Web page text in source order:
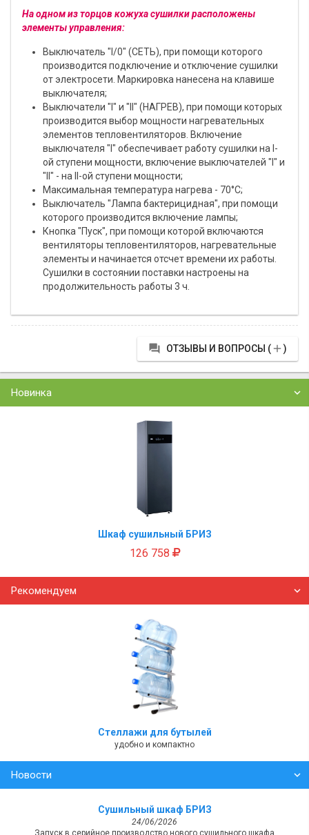
На одном из торцов кожуха сушилки расположены
элементы управления:
Выключатель "I/0" (СЕТЬ), при помощи которого
производится подключение и отключение сушилки
от электросети. Маркировка нанесена на клавише
выключателя;
Выключатели "I" и "II" (НАГРЕВ), при помощи которых
производится выбор мощности нагревательных
элементов тепловентиляторов. Включение
выключателя "I" обеспечивает работу сушилки на I-
ой ступени мощности, включение выключателей "I" и
"II" - на II-ой ступени мощности;
Максимальная температура нагрева - 70°С;
Выключатель "Лампа бактерицидная", при помощи
которого производится включение лампы;
Кнопка "Пуск", при помощи которой включаются
вентиляторы тепловентиляторов, нагревательные
элементы и начинается отсчет времени их работы.
Сушилки в состоянии поставки настроены на
продолжительность работы 3 ч.
 ОТЗЫВЫ И ВОПРОСЫ ()
Новинка
Шкаф сушильный БРИЗ
126 758
Рекомендуем
Стеллажи для бутылей
удобно и компактно
Новости
Сушильный шкаф БРИЗ
24/06/2026
Запуск в серийное производство нового сушильного шкафа